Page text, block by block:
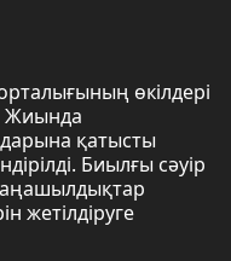
өкілдері
Жиында
қатысты
Биылғы сәуір
жетілдіруге